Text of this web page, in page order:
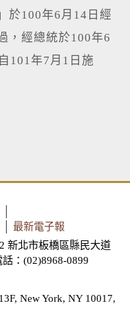
於100年6月14日經
，經總統於100年6
101年7月1日施
最新電子報
新北市板橋區縣民大道
話：(02)8968-0899
New York, NY 10017,